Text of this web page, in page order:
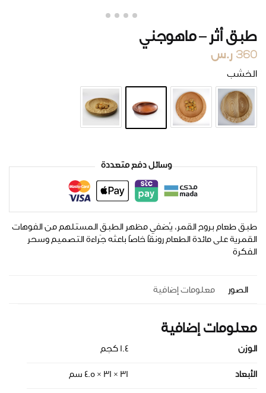
طبق أثر – ماهوجني
360 ر.س
الخشب
وسائل دفع متعددة
طبق طعام بروح القمر، يُضفي مظهر الطبق المستلهم من الفوهات
القمرية على مائدة الطعام رونقًا خاصًا باعثه جَراءة التصميم وسحر
الفكرة
الصور معلومات إضافية
معلومات إضافية
الوزن 1.4 كجم
الأبعاد 31 × 31 × 4.5 سم